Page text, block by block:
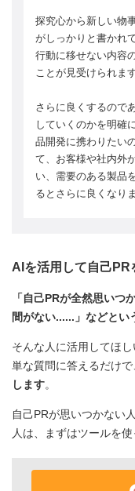
探究心から新しい物
がしっかりと書かれ
行動に移せない内容
ことが見受けられます
さらに良くするので
していくのかを明確
品開発に携わりたい
て、お客様や社内外
い、需要のある製品
るとさらに良くなりま
AIを活用して自己PR
「自己PRが全然思いつ
間がない......」などとい
そんな人に活用してほし
単な質問に答えるだけで
します。
自己PRが思いつかない
人は、まずはツールを